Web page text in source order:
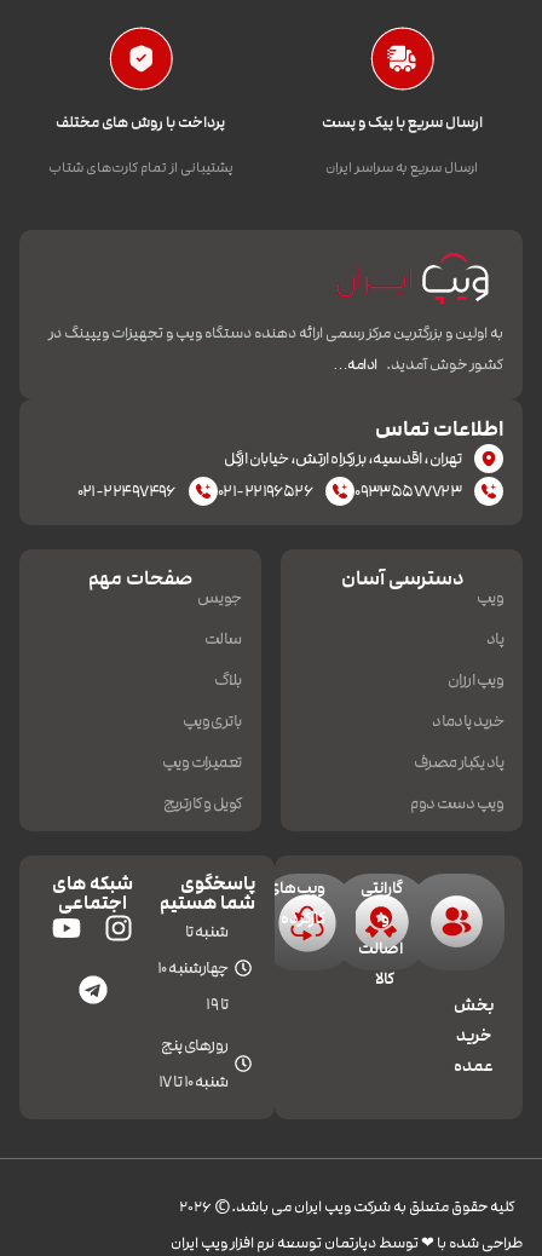
ارسال سریع با پیک و پست
ارسال سریع به سراسر ایران
پرداخت با روش های مختلف
پشتیبانی از تمام کارت‌های شتاب
به اولین و بزرگترین مرکز رسمی ارائه دهنده دستگاه ویپ و تجهیزات ویپینگ در
کشور خوش آمدید. ادامه…
اطلاعات تماس
تهران، اقدسیه، بزرکراه ارتش، خیابان ازگل
۰۹۳۳۵۵۷۷۷۲۳
۰۲۱-۲۲۱۹۶۵۲۶ ۰۲۱-۲۲۴۹۷۴۹۶
دسترسی آسان
ویپ
پاد
ویپ ارزان
خرید پادماد
پاد یکبار مصرف
ویپ دست دوم
صفحات مهم
جویس
سالت
بلاگ
باتری ویپ
تعمیرات ویپ
کویل و کارتریج
بخش
خرید
عمده
گارانتی
و
اصالت
کالا
ویپ‌های
کارکرده
پاسخگوی
شما هستیم
شنبه تا
چهارشنبه 10
تا 19
روزهای پنج
شنبه 10 تا 17
شبکه های
اجتماعی
کليه حقوق متعلق به شرکت ویپ ایران می باشد.© 2026
طراحی شده با ❤︎ توسط دپارتمان توسعه نرم افزار ویپ ایران